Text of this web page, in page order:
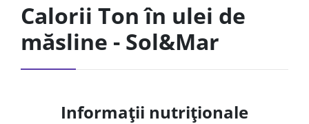
Calorii Ton în ulei de
măsline - Sol&Mar
Informații nutriționale